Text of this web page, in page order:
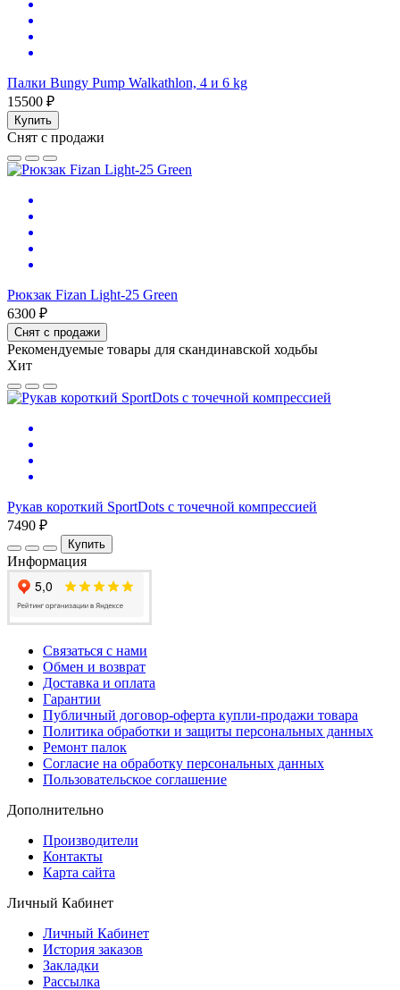
Палки Bungy Pump Walkathlon, 4 и 6 kg
15500 ₽
Купить
Снят с продажи
Рюкзак Fizan Light-25 Green
6300 ₽
Снят с продажи
Рекомендуемые товары для скандинавской ходьбы
Хит
Рукав короткий SportDots с точечной компрессией
7490 ₽
Купить
Информация
Связаться с нами
Обмен и возврат
Доставка и оплата
Гарантии
Публичный договор-оферта купли-продажи товара
Политика обработки и защиты персональных данных
Ремонт палок
Согласие на обработку персональных данных
Пользовательское соглашение
Дополнительно
Производители
Контакты
Карта сайта
Личный Кабинет
Личный Кабинет
История заказов
Закладки
Рассылка